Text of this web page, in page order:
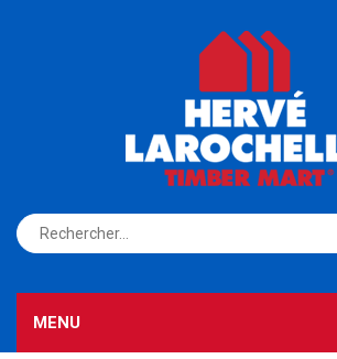
S'ENREGISTRER CONNEXION
MENU